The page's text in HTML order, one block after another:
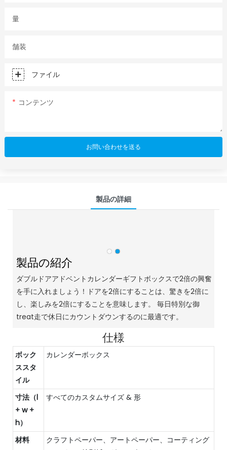
量
舗装
ファイル
コンテンツ
お問い合わせを送る
製品の詳細
製品の紹介
ダブルドアアドベントカレンダーギフトボックスで2倍の興奮
を手に入れましょう！ドアを2倍にすることは、驚きを2倍に
し、楽しみを2倍にすることを意味します。 毎日特別な御
treat走で休日にカウントダウンするのに最適です。
仕様
ボック
ススタ
イル
カレンダーボックス
寸法（l
+ w +
h）
すべてのカスタムサイズ & 形
材料
クラフトペーパー、アートペーパー、コーティング